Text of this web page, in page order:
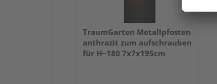
TraumGarten Metallpfosten
anthrazit zum aufschrauben
für H~180 7x7x195cm